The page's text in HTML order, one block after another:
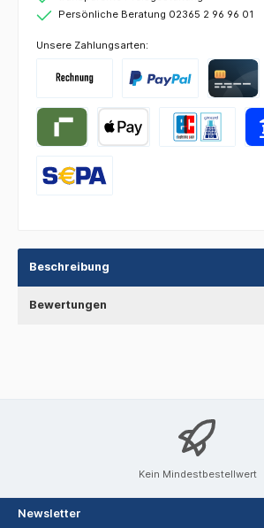
Persönliche Beratung 02365 2 96 96 01
Unsere Zahlungsarten:
Beschreibung
Bewertungen
Kein Mindestbestellwert
Newsletter